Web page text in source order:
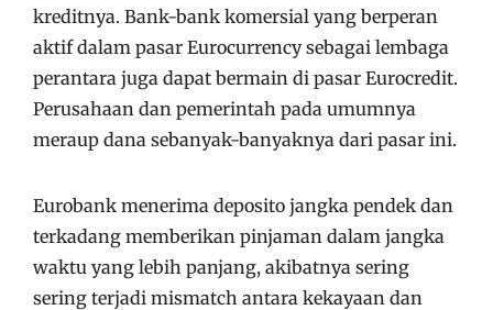
kreditnya. Bank-bank komersial yang berperan
aktif dalam pasar Eurocurrency sebagai lembaga
perantara juga dapat bermain di pasar Eurocredit.
Perusahaan dan pemerintah pada umumnya
meraup dana sebanyak-banyaknya dari pasar ini.
Eurobank menerima deposito jangka pendek dan
terkadang memberikan pinjaman dalam jangka
waktu yang lebih panjang, akibatnya sering
sering terjadi mismatch antara kekayaan dan